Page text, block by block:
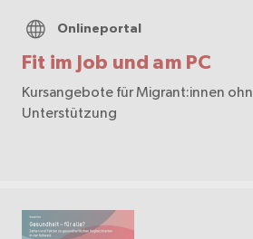
Fit im Job und am PC
Onlineportal
Kursangebote für Migrant:innen
Unterstützung